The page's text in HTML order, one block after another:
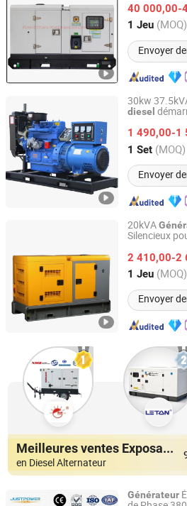
40 000,00-
1 Jeu (MOQ)
Envoyer
Fujian, China Depuis
30kw
diesel
de secours
1 490,00-1
1 Set (MOQ)
Envoyer
Shandong Wokang Electric Power
Shandong, China
20kVA
Silencieux
2 410,00-2
1 Jeu (MOQ)
Envoyer
Justpower Equipment (Fuan) Co.,
Fujian, China Depuis
Meilleures ventes Exposants
en Diesel Alternateur
Générateur